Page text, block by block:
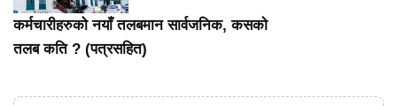
कर्मचारीहरुको नयाँ तलबमान सार्वजनिक, कसकाे
तलब कति ? (पत्रसहित)